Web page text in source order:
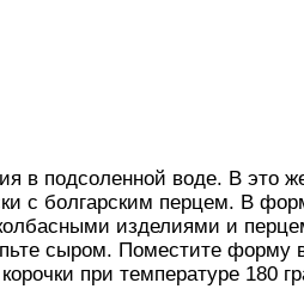
в подсоленной воде. В это
с болгарским перцем. В
изделиями и
сыром. Поместите форму в
при температуре 180